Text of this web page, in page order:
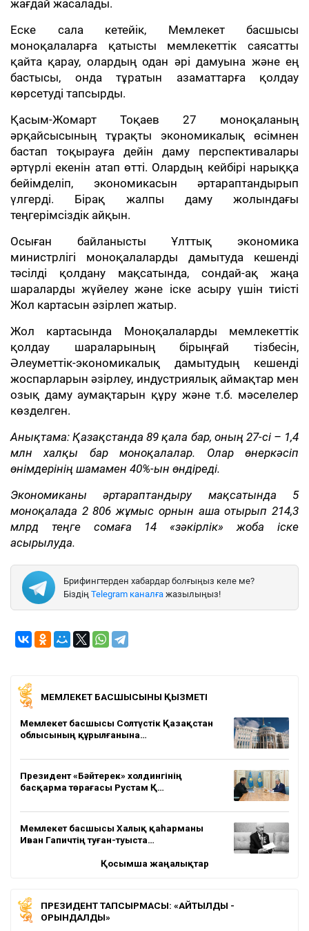
жағдай жасалады.
Еске сала кетейік, Мемлекет басшысы
моноқалаларға қатысты мемлекеттік саясатты
қайта қарау, олардың одан әрі дамуына және ең
бастысы, онда тұратын азаматтарға қолдау
көрсетуді тапсырды.
Қасым-Жомарт Тоқаев 27 моноқаланың
әрқайсысының тұрақты экономикалық өсімнен
бастап тоқырауға дейін даму перспективалары
әртүрлі екенін атап өтті. Олардың кейбірі нарыққа
бейімделіп, экономикасын әртараптандырып
үлгерді. Бірақ жалпы даму жолындағы
теңгерімсіздік айқын.
Осыған байланысты Ұлттық экономика
министрлігі моноқалаларды дамытуда кешенді
тәсілді қолдану мақсатында, сондай-ақ жаңа
шараларды жүйелеу және іске асыру үшін тиісті
Жол картасын әзірлеп жатыр.
Жол картасында Моноқалаларды мемлекеттік
қолдау шараларының бірыңғай тізбесін,
Әлеуметтік-экономикалық дамытудың кешенді
жоспарларын әзірлеу, индустриялық аймақтар мен
озық даму аумақтарын құру және т.б. мәселелер
көзделген.
Анықтама: Қазақстанда 89 қала бар, оның 27-сі – 1,4
млн халқы бар моноқалалар. Олар өнеркәсіп
өнімдерінің шамамен 40%-ын өндіреді.
Экономиканы әртараптандыру мақсатында 5
моноқалада 2 806 жұмыс орнын аша отырып 214,3
млрд теңге сомаға 14 «зәкірлік» жоба іске
асырылуда.
Брифингтерден хабардар болғыңыз келе ме?
Біздің Telegram каналға жазылыңыз!
МЕМЛЕКЕТ БАСШЫСЫНЫҢ ҚЫЗМЕТІ
Мемлекет басшысы Солтүстік Қазақстан
облысының құрылғанына…
Президент «Бәйтерек» холдингінің
басқарма төрағасы Рустам Қ…
Мемлекет басшысы Халық қаһарманы
Иван Гапичтің туған-туыста…
Қосымша жаңалықтар
ПРЕЗИДЕНТ ТАПСЫРМАСЫ: «АЙТЫЛДЫ -
ОРЫНДАЛДЫ»